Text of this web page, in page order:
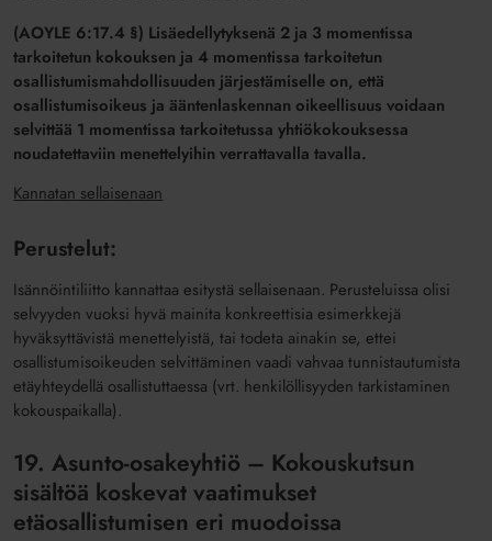
(AOYLE 6:17.4 §) Lisäedellytyksenä 2 ja 3 momentissa
tarkoitetun kokouksen ja 4 momentissa tarkoitetun
osallistumismahdollisuuden järjestämiselle on, että
osallistumisoikeus ja ääntenlaskennan oikeellisuus voidaan
selvittää 1 momentissa tarkoitetussa yhtiökokouksessa
noudatettaviin menettelyihin verrattavalla tavalla.
Kannatan sellaisenaan
Perustelut:
Isännöintiliitto kannattaa esitystä sellaisenaan. Perusteluissa olisi
selvyyden vuoksi hyvä mainita konkreettisia esimerkkejä
hyväksyttävistä menettelyistä, tai todeta ainakin se, ettei
osallistumisoikeuden selvittäminen vaadi vahvaa tunnistautumista
etäyhteydellä osallistuttaessa (vrt. henkilöllisyyden tarkistaminen
kokouspaikalla).
19. Asunto-osakeyhtiö – Kokouskutsun
sisältöä koskevat vaatimukset
etäosallistumisen eri muodoissa